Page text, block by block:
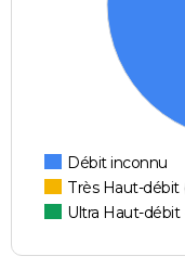
Débit inconnu
Très Haut-débit
Ultra Haut-débit